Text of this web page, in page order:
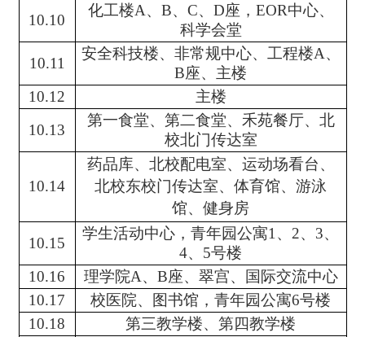
10.10
化工楼A、B、C、D座，EOR中心、
科学会堂
10.11
安全科技楼、非常规中心、工程楼A、
B座、主楼
10.12
主楼
10.13
第一食堂、第二食堂、禾苑餐厅、北
校北门传达室
10.14
药品库、北校配电室、运动场看台、
北校东校门传达室、体育馆、游泳
馆、健身房
10.15
学生活动中心，青年园公寓1、2、3、
4、5号楼
10.16
理学院A、B座、翠宫、国际交流中心
10.17
校医院、图书馆，青年园公寓6号楼
10.18
第三教学楼、第四教学楼